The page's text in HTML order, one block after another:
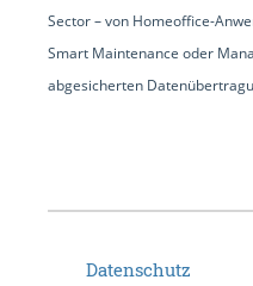
Sector – von Homeoffice-
Smart Maintenance oder
abgesicherten
Datenschutz